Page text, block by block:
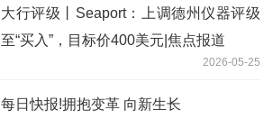
大行评级丨Seaport：上调德州仪器评级
至“买入”，目标价400美元|焦点报道
2026-05-25
每日快报!拥抱变革 向新生长